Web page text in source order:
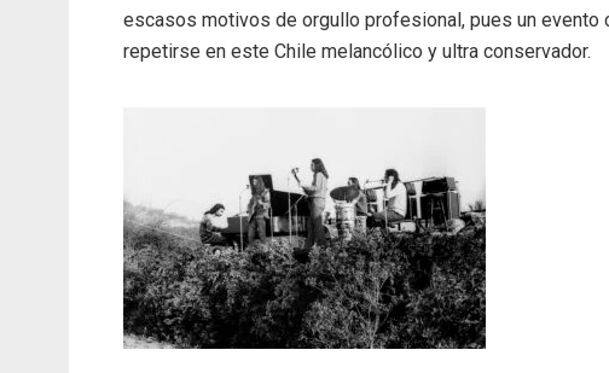
escasos motivos de orgullo profesional, pues un evento
repetirse en este Chile melancólico y ultra conservador.